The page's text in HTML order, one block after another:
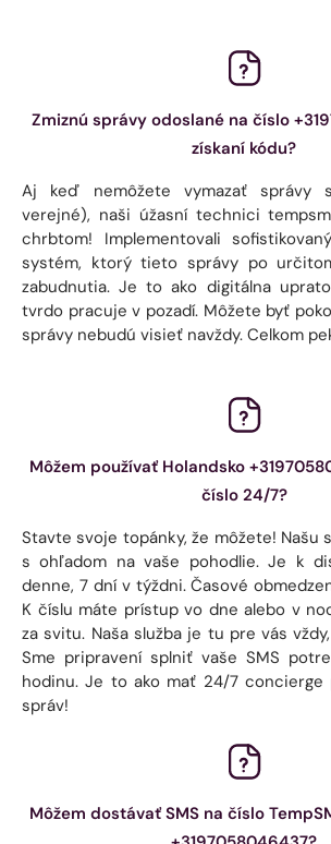
Zmiznú správy odoslané na číslo
získaní kódu?
Aj keď nemôžete vymazať správy
verejné), naši úžasní technici
chrbtom! Implementovali
systém, ktorý tieto správy po
zabudnutia. Je to ako digitálna
tvrdo pracuje v pozadí. Môžete byť
správy nebudú visieť navždy. Celkom
Môžem používať Holandsko
číslo 24/7?
Stavte svoje topánky, že môžete! Našu
s ohľadom na vaše pohodlie. Je k
denne, 7 dní v týždni. Časové
K číslu máte prístup vo dne alebo v
za svitu. Naša služba je tu pre vás
Sme pripravení splniť vaše SMS
hodinu. Je to ako mať 24/7 concierge
správ!
Môžem dostávať SMS na číslo